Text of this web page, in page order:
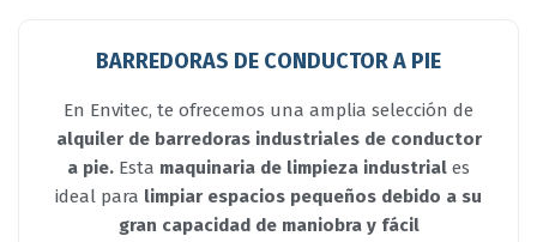
BARREDORAS DE CONDUCTOR A PIE
En Envitec, te ofrecemos una amplia selección de
alquiler de barredoras industriales de conductor
a pie. Esta maquinaria de limpieza industrial es
ideal para limpiar espacios pequeños debido a su
gran capacidad de maniobra y fácil